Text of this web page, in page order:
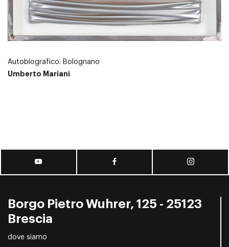
Autobiografico: Bolognano
Umberto Mariani
Borgo Pietro Wuhrer, 125 - 25123
Brescia
dove siamo